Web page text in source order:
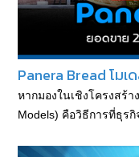
Panera Bread โมเ
หากมองในเชิงโครงสร้า
Models) คือวิธีการที่ธุรกิจ